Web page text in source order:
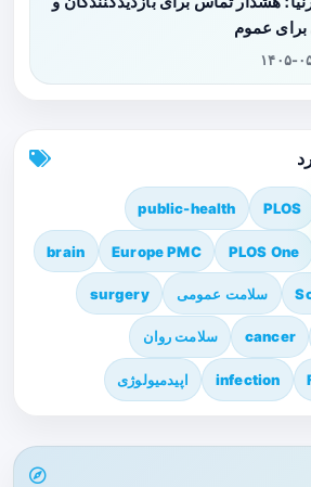
برای عموم
۰۵-۱۶
PLOS
public-health
PLOS One
Europe PMC
brain
سلامت عمومی surgery
cancer سلامت روان
infection اپیدمیولوژی